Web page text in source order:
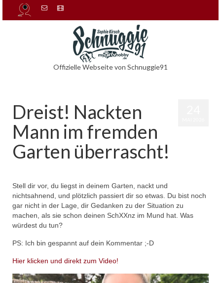
Offizielle Webseite von Schnuggie91
Dreist! Nackten
Mann im fremden
Garten überrascht!
Stell dir vor, du liegst in deinem Garten, nackt und
nichtsahnend, und plötzlich passiert dir so etwas. Du bist noch
gar nicht in der Lage, dir Gedanken zu der Situation zu
machen, als sie schon deinen SchXXnz im Mund hat. Was
würdest du tun?
PS: Ich bin gespannt auf dein Kommentar ;-D
Hier klicken und direkt zum Video!